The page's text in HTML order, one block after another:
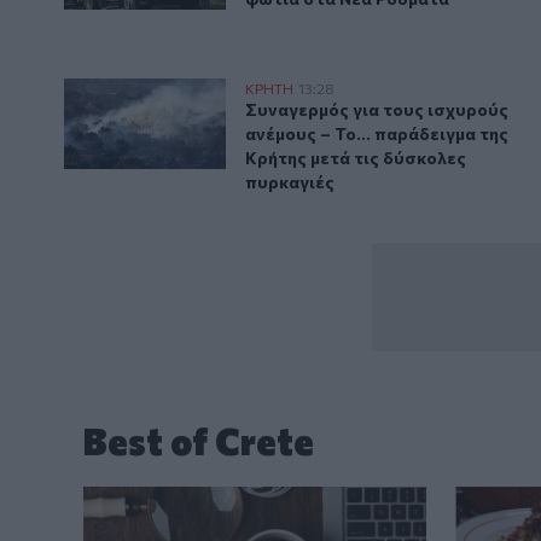
Συναγερμός για τους ισχυρούς ανέμους – Το...
ΚΡΗΤΗ 13:28
Συναγερμός για τους ισχυρούς
Συναγερμός για τους ισχυρούς
ανέμους – Το... παράδειγμα της
Κρήτης μετά τις δύσκολες
πυρκαγιές
Best of Crete